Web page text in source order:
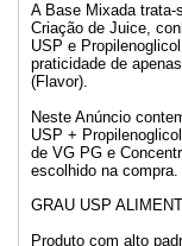
A Base Mixada
Criação de Juice,
USP e
praticidade de
(Flavor).
Neste Anúncio
USP +
de VG PG e
escolhido na compra.
GRAU USP
Produto com alto